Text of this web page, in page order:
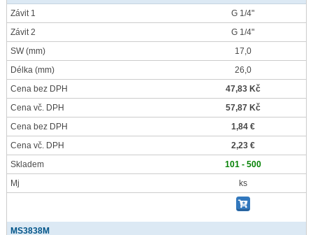
Závit 1
G 1/4"
Závit 2
G 1/4"
SW(mm)
17,0
Délka (mm)
26,0
Cena bez DPH
47,83 Kč
Cena vč. DPH
57,87 Kč
Cena bez DPH
1,84 €
Cena vč. DPH
2,23 €
Skladem
101 - 500
Mj
ks
MS3838M